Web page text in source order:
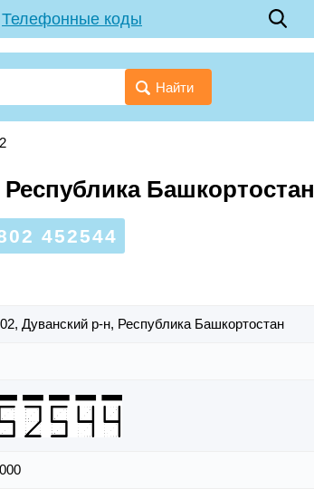
Телефонные коды
Найти
Башкортостан
452544
Дуванский р-н, Республика Башкортостан